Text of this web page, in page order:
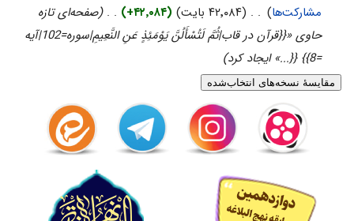
مشارکت‌ها)
. . (۴۲٬۰۸۴ بایت) (+۴۲٬۰۸۴) . . (صفحه‌ای تازه
حاوی «{{قرآن در قاب|ثُمَّ لَتُسْأَلُنَّ يَوْمَئِذٍ عَنِ النَّعِيمِ|سوره=102|آیه
=8}} {{...» ایجاد کرد)